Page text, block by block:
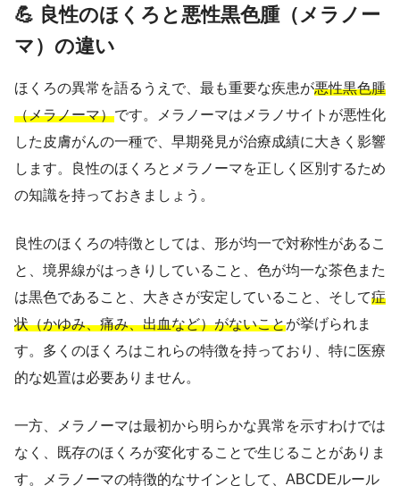
💪 良性のほくろと悪性黒色腫（メラノー
マ）の違い
ほくろの異常を語るうえで、最も重要な疾患が悪性黒色腫
（メラノーマ）です。メラノーマはメラノサイトが悪性化
した皮膚がんの一種で、早期発見が治療成績に大きく影響
します。良性のほくろとメラノーマを正しく区別するため
の知識を持っておきましょう。
良性のほくろの特徴としては、形が均一で対称性があるこ
と、境界線がはっきりしていること、色が均一な茶色また
は黒色であること、大きさが安定していること、そして症
状（かゆみ、痛み、出血など）がないことが挙げられま
す。多くのほくろはこれらの特徴を持っており、特に医療
的な処置は必要ありません。
一方、メラノーマは最初から明らかな異常を示すわけでは
なく、既存のほくろが変化することで生じることがありま
す。メラノーマの特徴的なサインとして、ABCDEルール